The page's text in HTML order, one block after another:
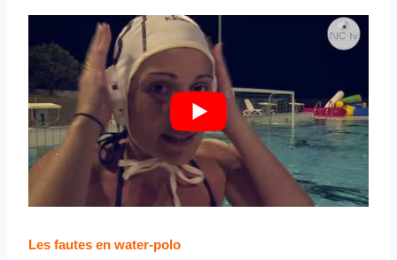
Les fautes en water-polo